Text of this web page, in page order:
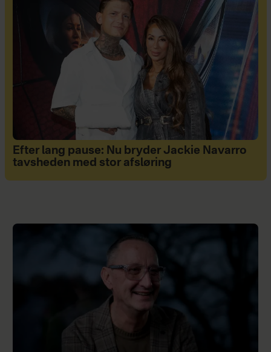
Efter lang pause: Nu bryder Jackie Navarro
tavsheden med stor afsløring